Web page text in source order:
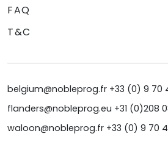
FAQ
T&C
belgium@nobleprog.fr +33 (0) 9 70
flanders@nobleprog.eu +31 (0)208
waloon@nobleprog.fr +33 (0) 9 70